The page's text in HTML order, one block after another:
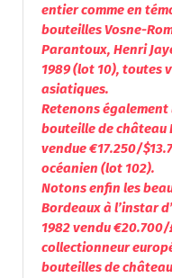
entier comme en
bouteilles Vosne-
Parantoux, Henri
1989 (lot 10), toutes
asiatiques.
Retenons également
bouteille de château
vendue €17.250/
océanien (lot 102).
Notons enfin les
Bordeaux à l’instar
1982 vendu €20.700/
collectionneur
bouteilles de